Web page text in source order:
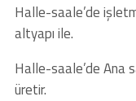
Halle-saale’de
altyapı ile.
Halle-saale’de Ana
üretir.